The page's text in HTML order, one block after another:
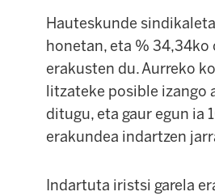
Hauteskunde
honetan, eta %
erakusten du. Aurreko
litzateke posible
ditugu, eta gaur egun ia
erakundea indartzen
Indartuta iristsi garela